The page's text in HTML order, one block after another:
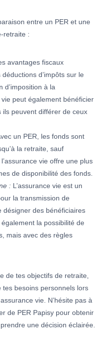
entre un PER et une
retraite :
avantages fiscaux
d’impôts sur le
d’imposition à la
peut également bénéficier
ils peuvent différer de ceux
un PER, les fonds sont
la retraite, sauf
vie offre une plus
de disponibilité des fonds.
: L’assurance vie est un
la transmission de
désigner des bénéficiaires
la possibilité de
mais avec des règles
de tes objectifs de retraite,
besoins personnels lors
vie. N’hésite pas à
de PER Papisy pour obtenir
une décision éclairée.